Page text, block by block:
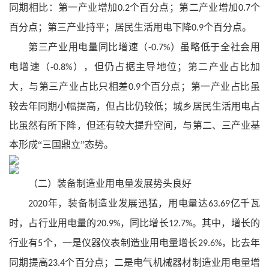
同期相比：第一产业增加0.2个百分点；第二产业增加0.7个
百分点；第三产业持平；居民生活用电下降0.9个百分点。
第三产业用电量同比增速（-0.7%）虽略低于全社会用
电增速（-0.8%），但仍占据主导地位；第二产业占比加
大，与第三产业占比只相差0.9个百分点；第一产业占比虽
较去年同期小幅提高，但占比仍较低；城乡居民生活用电占
比虽然有所下降，但还有较大提升空间，与第二、三产业基
本形成“三国鼎立”态势。
（二）装备制造业用电量发展势头良好
2020年，装备制造业发展迅猛，用电量达63.69亿千瓦
时，占行业用电量的20.9%，同比增长12.7%。其中，增长的
行业有5个，一是仪器仪表制造业用电量增长29.6%，比去年
同期提高23.4个百分点；二是电气机械器材制造业用电量增